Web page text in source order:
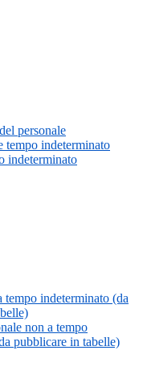
personale
tempo indeterminato
indeterminato
tempo indeterminato (da
non a tempo
pubblicare in tabelle)